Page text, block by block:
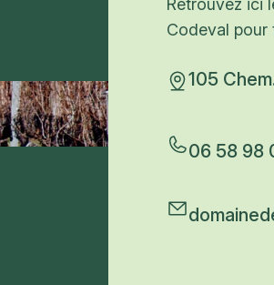
Codeval pour
105
06 58 98